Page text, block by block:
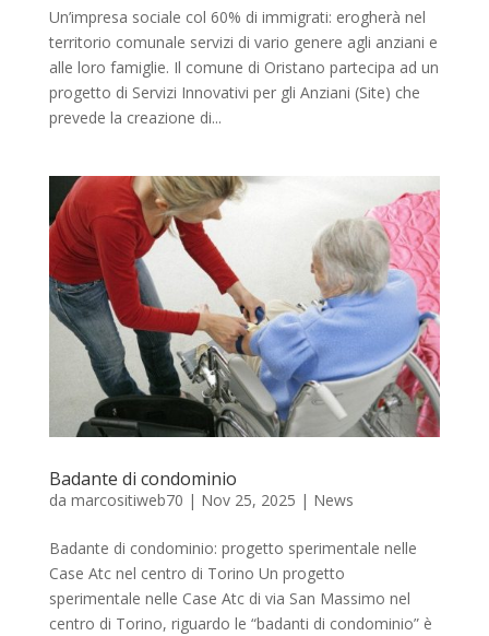
Un’impresa sociale col 60% di immigrati: erogherà nel
territorio comunale servizi di vario genere agli anziani e
alle loro famiglie. Il comune di Oristano partecipa ad un
progetto di Servizi Innovativi per gli Anziani (Site) che
prevede la creazione di...
Badante di condominio
da marcositiweb70 | Nov 25, 2025 | News
Badante di condominio: progetto sperimentale nelle
Case Atc nel centro di Torino Un progetto
sperimentale nelle Case Atc di via San Massimo nel
centro di Torino, riguardo le “badanti di condominio” è